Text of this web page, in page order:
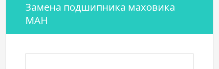
Замена подшипника маховика
МАН